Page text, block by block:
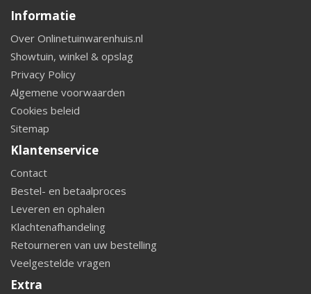
Informatie
Over Onlinetuinwarenhuis.nl
Showtuin, winkel & opslag
Privacy Policy
Algemene voorwaarden
Cookies beleid
Sitemap
Klantenservice
Contact
Bestel- en betaalproces
Leveren en ophalen
Klachtenafhandeling
Retourneren van uw bestelling
Veelgestelde vragen
Extra